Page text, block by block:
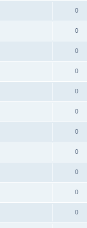
0
0
0
0
0
0
0
0
0
0
0